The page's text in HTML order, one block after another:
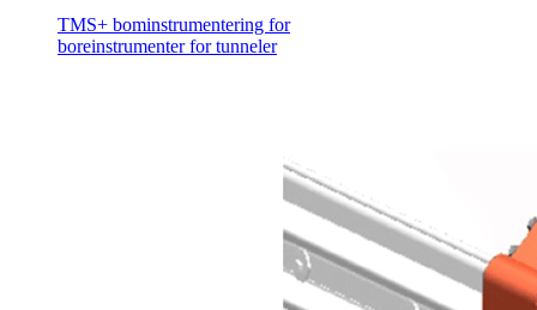
TMS+ bominstrumentering for
boreinstrumenter for tunneler